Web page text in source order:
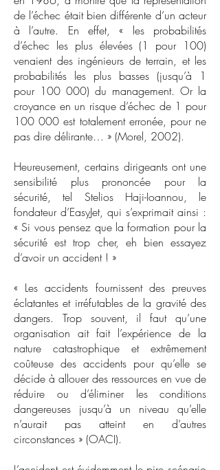
de l’échec était bien différente d’un acteur
à l’autre. En effet, « les probabilités
d’échec les plus élevées (1 pour 100)
venaient des ingénieurs de terrain, et les
probabilités les plus basses (jusqu’à 1
pour 100 000) du management. Or la
croyance en un risque d’échec de 1 pour
100 000 est totalement erronée, pour ne
pas dire délirante… » (Morel, 2002).
Heureusement, certains dirigeants ont une
sensibilité plus prononcée pour la
sécurité, tel Stelios Haji-Ioannou, le
fondateur d’EasyJet, qui s’exprimait ainsi :
« Si vous pensez que la formation pour la
sécurité est trop cher, eh bien essayez
d’avoir un accident ! »
« Les accidents fournissent des preuves
éclatantes et irréfutables de la gravité des
dangers. Trop souvent, il faut qu’une
organisation ait fait l’expérience de la
nature catastrophique et extrêmement
coûteuse des accidents pour qu’elle se
décide à allouer des ressources en vue de
réduire ou d’éliminer les conditions
dangereuses jusqu’à un niveau qu’elle
n’aurait pas atteint en d’autres
circonstances » (OACI).